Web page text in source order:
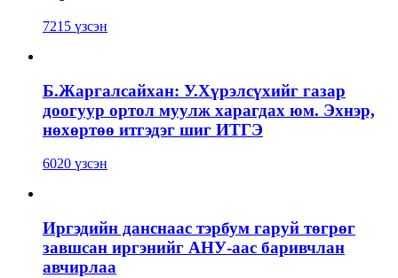
7215 үзсэн
Б.Жаргалсайхан: У.Хүрэлсүхийг газар
доогуур ортол муулж харагдах юм. Эхнэр,
нөхөртөө итгэдэг шиг ИТГЭ
6020 үзсэн
Иргэдийн данснаас тэрбум гаруй төгрөг
завшсан иргэнийг АНУ-аас баривчлан
авчирлаа